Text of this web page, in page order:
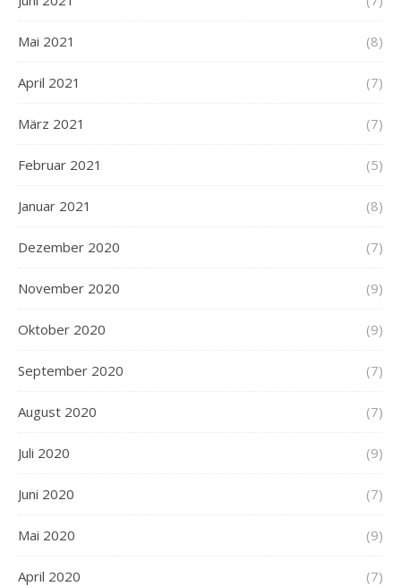
Mai 2021 (8)
April 2021 (7)
März 2021 (7)
Februar 2021 (5)
Januar 2021 (8)
Dezember 2020 (7)
November 2020 (9)
Oktober 2020 (9)
September 2020 (7)
August 2020 (7)
Juli 2020 (9)
Juni 2020 (7)
Mai 2020 (9)
April 2020 (7)